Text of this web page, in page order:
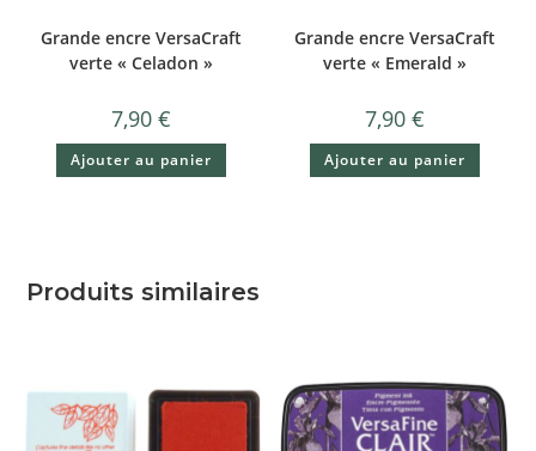
Grande encre VersaCraft
verte « Celadon »
7,90€
Ajouter au panier
Grande encre VersaCraft
verte « Emerald »
7,90 €
Ajouter au panier
Produits similaires